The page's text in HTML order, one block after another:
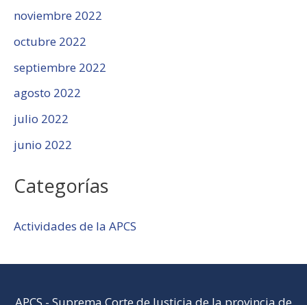
noviembre 2022
octubre 2022
septiembre 2022
agosto 2022
julio 2022
junio 2022
Categorías
Actividades de la APCS